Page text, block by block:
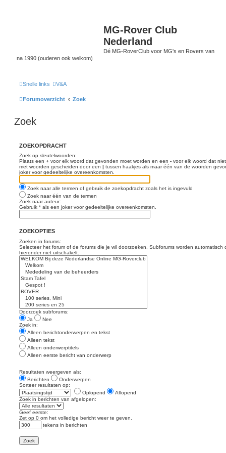
MG-Rover Club
Nederland
Dé MG-RoverClub voor MG's en Rovers van
na 1990 (ouderen ook welkom)
Snelle links V&A
Forumoverzicht Zoek
Zoek
ZOEKOPDRACHT
Zoek op sleutelwoorden:
Plaats een + voor elk woord dat gevonden moet worden en een - voor elk woord dat
met woorden gescheiden door een | tussen haakjes als maar één van de woorden
joker voor gedeeltelijke overeenkomsten.
Zoek naar alle termen of gebruik de zoekopdracht zoals het is ingevuld
Zoek naar één van de termen
Zoek naar auteur:
Gebruik * als een joker voor gedeeltelijke overeenkomsten.
ZOEKOPTIES
Zoeken in forums:
Selecteer het forum of de forums die je wil doorzoeken. Subforums worden automatisch
hieronder niet uitschakelt.
Doorzoek subforums:
Ja
Nee
Zoek in:
Alleen berichtonderwerpen en tekst
Alleen tekst
Alleen onderwerptitels
Alleen eerste bericht van onderwerp
Resultaten weergeven als:
Berichten
Onderwerpen
Sorteer resultaten op:
Oplopend
Aflopend
Zoek in berichten van afgelopen:
Geef eerste:
Zet op 0 om het volledige bericht weer te geven.
tekens in berichten